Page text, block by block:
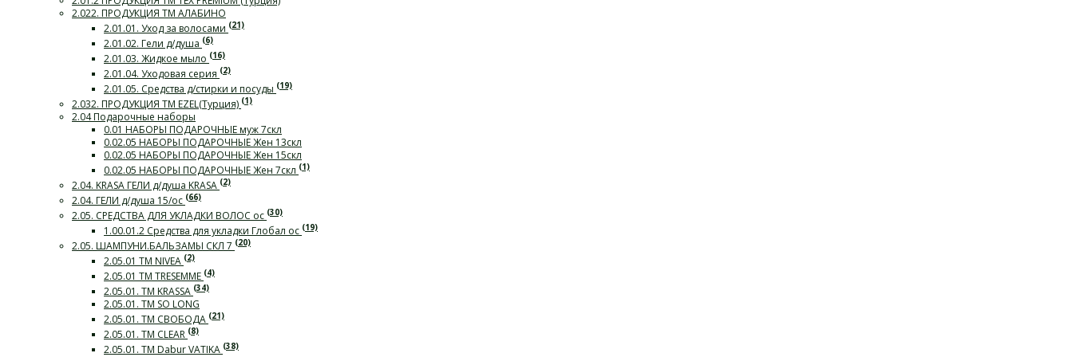
2.022. ПРОДУКЦИЯ ТМ АЛАБИНО
2.01.01. Уход за волосами (21)
2.01.02. Гели д/душа (6)
2.01.03. Жидкое мыло (16)
2.01.04. Уходовая серия (2)
2.01.05. Средства д/стирки и посуды (19)
2.032. ПРОДУКЦИЯ ТМ EZEL(Турция) (1)
2.04 Подарочные наборы
0.01 НАБОРЫ ПОДАРОЧНЫЕ муж 7скл
0.02.05 НАБОРЫ ПОДАРОЧНЫЕ Жен 13скл
0.02.05 НАБОРЫ ПОДАРОЧНЫЕ Жен 15скл
0.02.05 НАБОРЫ ПОДАРОЧНЫЕ Жен 7скл (1)
2.04. KRASA ГЕЛИ д/душа KRASA (2)
2.04. ГЕЛИ д/душа 15/ос (66)
2.05. СРЕДСТВА ДЛЯ УКЛАДКИ ВОЛОС ос (30)
1.00.01.2 Средства для укладки Глобал ос (19)
2.05. ШАМПУНИ.БАЛЬЗАМЫ СКЛ 7 (20)
2.05.01 ТМ NIVEA (2)
2.05.01 ТМ TRESEMME (4)
2.05.01. ТМ KRASSA (34)
2.05.01. ТМ SO LONG
2.05.01. ТМ СВОБОДА (21)
2.05.01. ТМ CLEAR (8)
2.05.01. ТМ Dabur VATIKA (38)